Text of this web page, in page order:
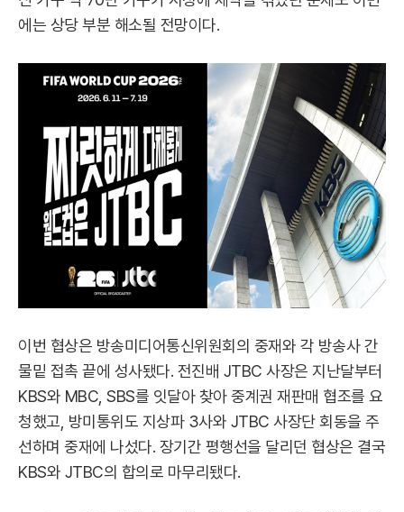
에는 상당 부분 해소될 전망이다.
이번 협상은 방송미디어통신위원회의 중재와 각 방송사 간
물밑 접촉 끝에 성사됐다. 전진배 JTBC 사장은 지난달부터
KBS와 MBC, SBS를 잇달아 찾아 중계권 재판매 협조를 요
청했고, 방미통위도 지상파 3사와 JTBC 사장단 회동을 주
선하며 중재에 나섰다. 장기간 평행선을 달리던 협상은 결국
KBS와 JTBC의 합의로 마무리됐다.